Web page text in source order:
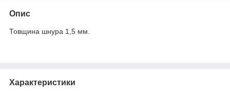
Опис
Товщина шнура 1,5 мм.
Характеристики